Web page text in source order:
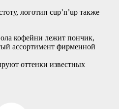
логотип cup’n’up также
кофейни лежит пончик,
ассортимент фирменной
оттенки известных